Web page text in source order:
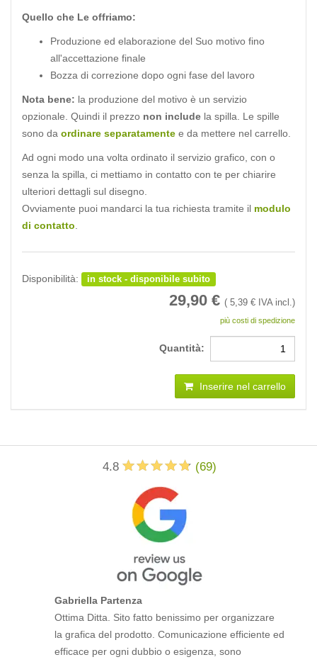
Quello che Le offriamo:
Produzione ed elaborazione del Suo motivo fino
all'accettazione finale
Bozza di correzione dopo ogni fase del lavoro
Nota bene: la produzione del motivo è un servizio
opzionale. Quindi il prezzo non include la spilla. Le spille
sono da ordinare separatamente e da mettere nel carrello.
Ad ogni modo una volta ordinato il servizio grafico, con o
senza la spilla, ci mettiamo in contatto con te per chiarire
ulteriori dettagli sul disegno.
Ovviamente puoi mandarci la tua richiesta tramite il modulo
di contatto
Disponibilità: in stock - disponibile subito
29,90 € ( 5,39 € IVA incl.)
più costi di spedizione
Quantità:
Inserire nel carrello
4.8 (69)
Gabriella Partenza
Ottima Ditta. Sito fatto benissimo per organizzare
la grafica del prodotto. Comunicazione efficiente ed
efficace per ogni dubbio o esigenza, sono